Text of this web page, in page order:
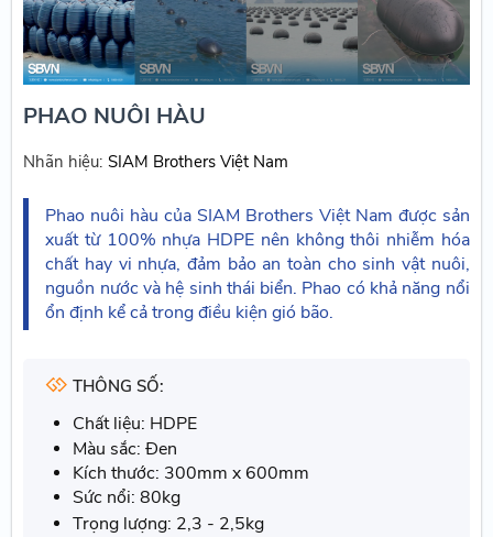
PHAO NUÔI HÀU
Nhãn hiệu: SIAM Brothers Việt Nam
Phao nuôi hàu của SIAM Brothers Việt Nam được sản
xuất từ 100% nhựa HDPE nên không thôi nhiễm hóa
chất hay vi nhựa, đảm bảo an toàn cho sinh vật nuôi,
nguồn nước và hệ sinh thái biển. Phao có khả năng nổi
ổn định kể cả trong điều kiện gió bão.
THÔNG SỐ:
Chất liệu: HDPE
Màu sắc: Đen
Kích thước: 300mm x 600mm
Sức nổi: 80kg
Trọng lượng: 2,3 - 2,5kg